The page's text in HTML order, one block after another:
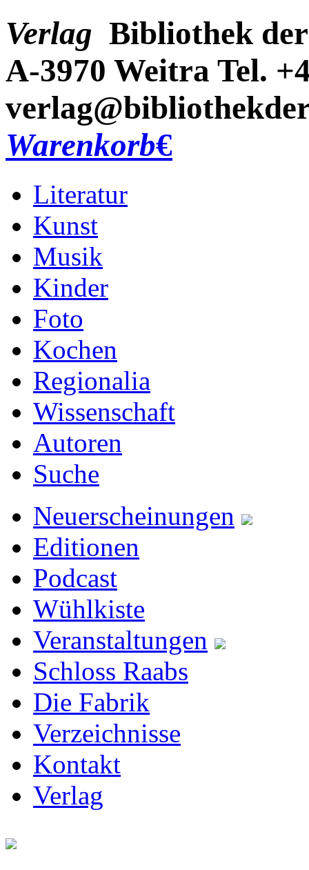
Verlag Bibliothek
A-3970 Weitra Tel.
Warenkorb€
Literatur
Kunst
Musik
Kinder
Foto
Kochen
Regionalia
Wissenschaft
Autoren
Suche
Neuerscheinungen
Editionen
Podcast
Wühlkiste
Veranstaltungen
Schloss Raabs
Die Fabrik
Verzeichnisse
Kontakt
Verlag